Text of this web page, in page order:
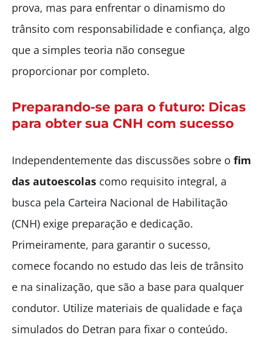
prova, mas para enfrentar o dinamismo do
trânsito com responsabilidade e confiança, algo
que a simples teoria não consegue
proporcionar por completo.
Preparando-se para o futuro: Dicas
para obter sua CNH com sucesso
Independentemente das discussões sobre o fim
das autoescolas como requisito integral, a
busca pela Carteira Nacional de Habilitação
(CNH) exige preparação e dedicação.
Primeiramente, para garantir o sucesso,
comece focando no estudo das leis de trânsito
e na sinalização, que são a base para qualquer
condutor. Utilize materiais de qualidade e faça
simulados do Detran para fixar o conteúdo.